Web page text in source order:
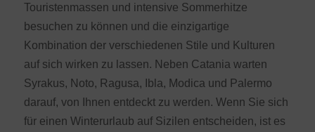
Touristenmassen und intensive Sommerhitze
besuchen zu können und die einzigartige
Kombination der verschiedenen Stile und Kulturen
auf sich wirken zu lassen. Neben Catania warten
Syrakus, Noto, Ragusa, Ibla, Modica und Palermo
darauf, von Ihnen entdeckt zu werden. Wenn Sie sich
für einen Winterurlaub auf Sizilen entscheiden, ist es